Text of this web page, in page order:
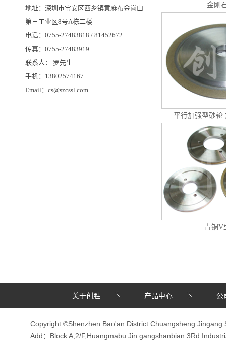
地址：深圳市宝安区西乡镇黄麻布金岗山
第三工业区8号A栋二楼
电话：0755-27483818 / 81452672
传真：0755-27483919
联系人： 罗先生
手机：13802574167
Email：cs@szcssl.com
金刚
平行加强型砂轮
青铜V
关于创胜 产品中心 公
Copyright ©Shenzhen Bao'an District Chuangsheng Jingang
Add：Block A,2/F,Huangmabu Jin gangshanbian 3Rd